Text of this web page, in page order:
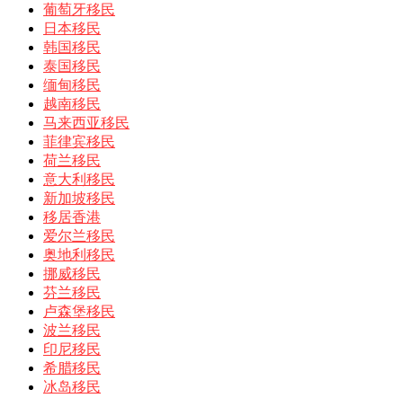
葡萄牙移民
日本移民
韩国移民
泰国移民
缅甸移民
越南移民
马来西亚移民
菲律宾移民
荷兰移民
意大利移民
新加坡移民
移居香港
爱尔兰移民
奥地利移民
挪威移民
芬兰移民
卢森堡移民
波兰移民
印尼移民
希腊移民
冰岛移民